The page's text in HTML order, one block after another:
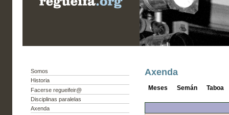
Somos
Historia
Facerse regueifeir@
Disciplinas paralelas
Axenda
Axenda
Meses Semán Taboa